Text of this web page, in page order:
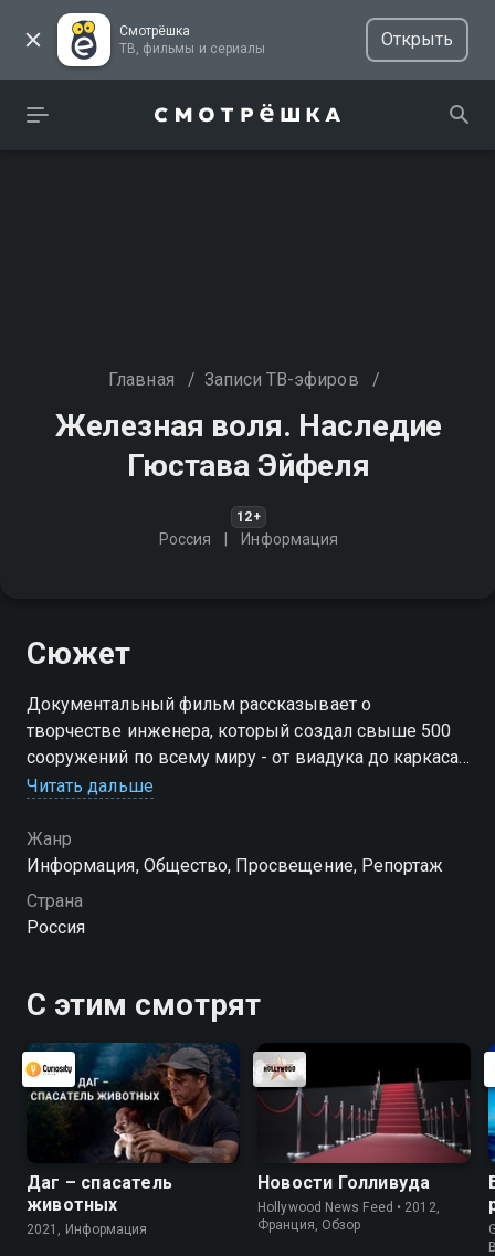
Смотрёшка
ТВ, фильмы и сериалы
Открыть
Главная / Записи ТВ-эфиров /
Железная воля. Наследие
Гюстава Эйфеля
12+
Россия Информация
Сюжет
Документальный фильм рассказывает о
творчестве инженера, который создал свыше 500
сооружений по всему миру - от виадука до каркаса
Статуи Свободы. Его проекты объединили сталь и
Читать дальше
Жанр
Информация, Общество, Просвещение, Репортаж
Страна
Россия
С этим смотрят
Даг – спасатель
животных
2021, Информация
Новости Голливуда
Hollywood News Feed • 2012,
Франция, Обзор